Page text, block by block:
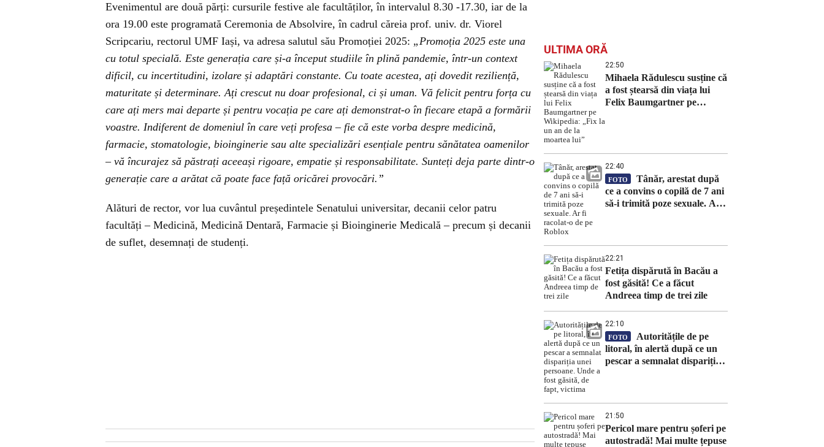
Evenimentul are două părți: cursurile festive ale facultăților, în intervalul 8.30 -17.30, iar de la
ora 19.00 este programată Ceremonia de Absolvire, în cadrul căreia prof. univ. dr. Viorel
Scripcariu, rectorul UMF Iași, va adresa salutul său Promoției 2025: „Promoția 2025 este una
cu totul specială. Este generația care și-a început studiile în plină pandemie, într-un context
dificil, cu incertitudini, izolare și adaptări constante. Cu toate acestea, ați dovedit reziliență,
maturitate și determinare. Ați crescut nu doar profesional, ci și uman. Vă felicit pentru forța cu
care ați mers mai departe și pentru vocația pe care ați demonstrat-o în fiecare etapă a formării
voastre. Indiferent de domeniul în care veți profesa – fie că este vorba despre medicină,
farmacie, stomatologie, bioinginerie sau alte specializări esențiale pentru sănătatea oamenilor
– vă încurajez să păstrați aceeași rigoare, empatie și responsabilitate. Sunteți deja parte dintr-o
generație care a arătat că poate face față oricărei provocări.”
Alături de rector, vor lua cuvântul președintele Senatului universitar, decanii celor patru
facultăți – Medicină, Medicină Dentară, Farmacie și Bioinginerie Medicală – precum și decanii
de suflet, desemnați de studenți.
ULTIMA ORĂ
22:50
Mihaela Rădulescu susține că
a fost ștearsă din viața lui
Felix Baumgartner pe
22:40
FOTO
Tânăr, arestat după
ce a convins o copilă de 7 ani
să-i trimită poze sexuale. Ar
22:21
Fetița dispărută în Bacău a
fost găsită! Ce a făcut
Andreea timp de trei zile
22:10
FOTO
Autoritățile de pe
litoral, în alertă după ce un
pescar a semnalat dispariția
21:50
Pericol mare pentru șoferi pe
autostradă! Mai multe țepuse